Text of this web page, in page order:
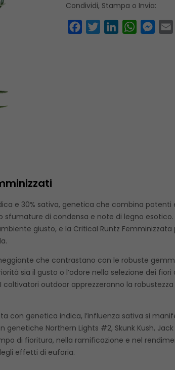
Condividi, Stampa o Invia:
FacebookTwitterLinkedInWhatsApp
e 30% sativa, genetica che combina
sfumature di condensa e note di legno
giusto, e la Critical Runtz
che contrastano con le robuste
sia il gusto o l’odore nella selezione dei
coltivatori outdoor apprezzeranno la
con genetica indica, l’influenza sativa si
Northern Lights #2, Skunk Kush,
di fioritura, nella ramificazione e nel
effetti di euforia.